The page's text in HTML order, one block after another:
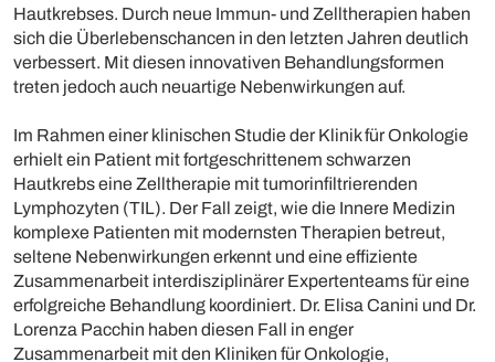
Hautkrebses. Durch neue Immun- und Zelltherapien haben
sich die Überlebenschancen in den letzten Jahren deutlich
verbessert. Mit diesen innovativen Behandlungsformen
treten jedoch auch neuartige Nebenwirkungen auf.
Im Rahmen einer klinischen Studie der Klinik für Onkologie
erhielt ein Patient mit fortgeschrittenem schwarzen
Hautkrebs eine Zelltherapie mit tumorinfiltrierenden
Lymphozyten (TIL). Der Fall zeigt, wie die Innere Medizin
komplexe Patienten mit modernsten Therapien betreut,
seltene Nebenwirkungen erkennt und eine effiziente
Zusammenarbeit interdisziplinärer Expertenteams für eine
erfolgreiche Behandlung koordiniert. Dr. Elisa Canini und Dr.
Lorenza Pacchin haben diesen Fall in enger
Zusammenarbeit mit den Kliniken für Onkologie,